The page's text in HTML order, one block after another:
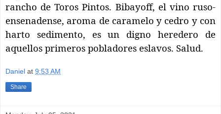
rancho de Toros Pintos. Bibayoff, el vino ruso-
ensenadense, aroma de caramelo y cedro y con
harto sedimento, es un digno heredero de
aquellos primeros pobladores eslavos. Salud.
Daniel at 9:53 AM
Share